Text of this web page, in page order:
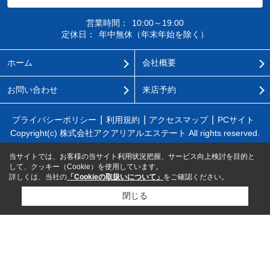
営業時間：
10:00～19:00
定休日：
年中無休（年末年始を除く）
ホーム 会社概要
お問い合わせ 来店予約
プライバシーポリシー 利用規約 アクセスマップ
PCサイト
Copyright(c) 株式会社アクアリアルエステート All rights reserved.
当サイトでは、お客様の当サイト利用状況把握、サービス向上検討を目的と
して、クッキー（Cookie）を使用しています。
詳しくは、当社の 「Cookieの取扱いについて」 をご確認ください。
閉じる